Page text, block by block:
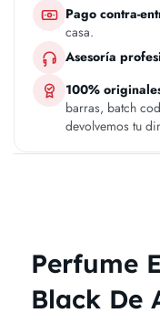
Pago contra-
casa.
Asesoría
100%
barras, batch
devolvemos tu
Perfume
Black De